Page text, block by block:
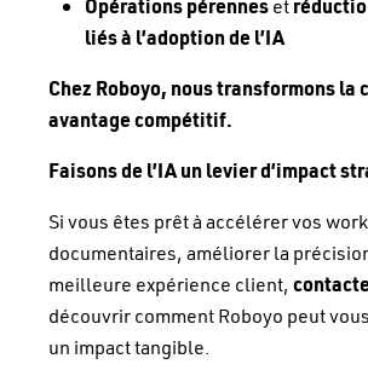
Opérations pérenneset
liés à l’adoption de l’IA
Chez Roboyo, nous transformons la
avantage compétitif.
Faisons de l’IA un levier d’impact
Si vous êtes prêt à accélérer vos
documentaires, améliorer la
meilleure expérience client,
découvrir comment Roboyo peut
un impact tangible.